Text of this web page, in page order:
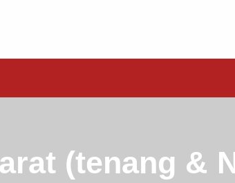
(tenang &